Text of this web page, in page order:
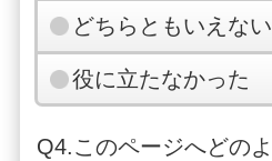
どちらともいえない
役に立たなかった
Q4.このページへどの